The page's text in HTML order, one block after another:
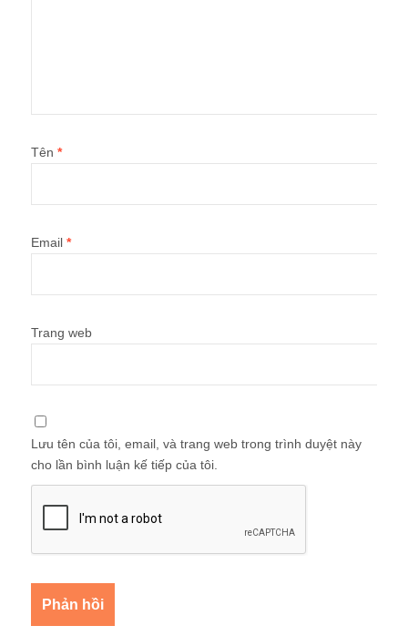
Tên *
Email *
Trang web
Lưu tên của tôi, email, và trang web trong trình duyệt này
cho lần bình luận kế tiếp của tôi.